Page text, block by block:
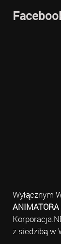
Wyłącznym
z siedzibą w